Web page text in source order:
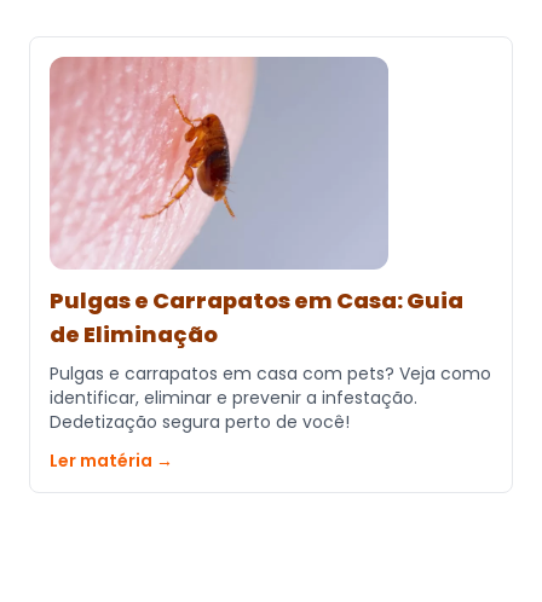
Pulgas e Carrapatos em Casa: Guia
de Eliminação
Pulgas e carrapatos em casa com pets? Veja como
identificar, eliminar e prevenir a infestação.
Dedetização segura perto de você!
Ler matéria →